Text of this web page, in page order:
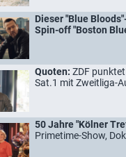
Dieser "Blue
Spin-off "Boston
Quoten: ZDF
Sat.1 mit Zweitliga-
50 Jahre "Kölner
Primetime-Show,